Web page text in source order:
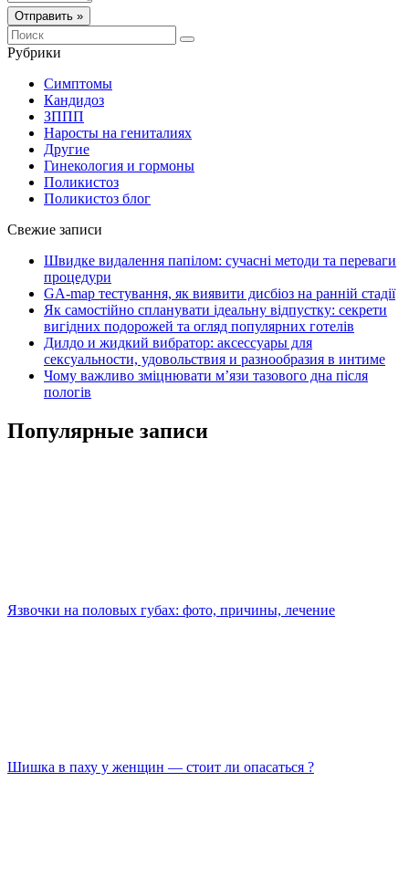
Отправить »
Рубрики
Симптомы
Кандидоз
ЗППП
Наросты на гениталиях
Другие
Гинекология и гормоны
Поликистоз
Поликистоз блог
Свежие записи
Швидке видалення папілом: сучасні методи та переваги
процедури
GA-map тестування, як виявити дисбіоз на ранній стадії
Як самостійно спланувати ідеальну відпустку: секрети
вигідних подорожей та огляд популярних готелів
Дилдо и жидкий вибратор: аксессуары для
сексуальности, удовольствия и разнообразия в интиме
Чому важливо зміцнювати м’язи тазового дна після
пологів
Популярные записи
Язвочки на половых губах: фото, причины, лечение
Шишка в паху у женщин — стоит ли опасаться ?